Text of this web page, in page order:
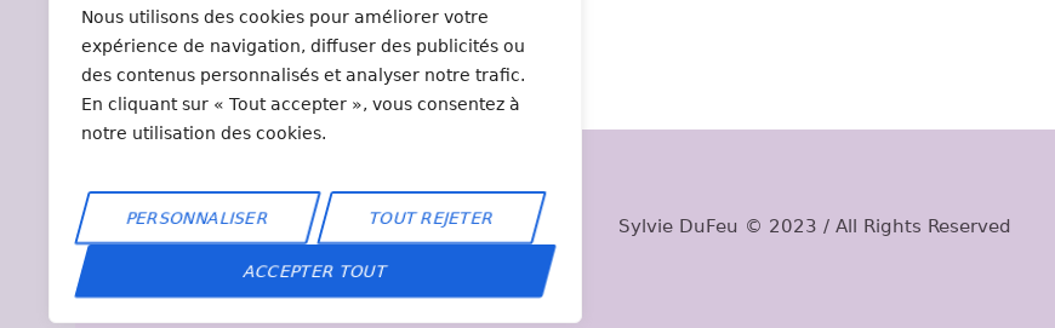
Nous utilisons des cookies pour améliorer votre
expérience de navigation, diffuser des publicités ou
des contenus personnalisés et analyser notre trafic.
En cliquant sur « Tout accepter », vous consentez à
notre utilisation des cookies.
PERSONNALISER TOUT REJETER
ACCEPTER TOUT
House Dance
Sylvie DuFeu © 2023 / All Rights Reserved